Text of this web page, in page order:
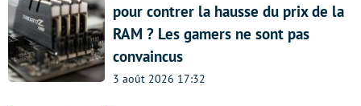
pour contrer la hausse du prix de la
RAM ? Les gamers ne sont pas
convaincus
3 août 2026 17:32